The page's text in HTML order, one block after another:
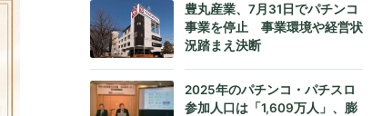
豊丸産業、7月31日でパチンコ
事業を停止 事業環境や経営状
況踏まえ決断
2025年のパチンコ・パチスロ
参加人口は「1,609万人」、膨